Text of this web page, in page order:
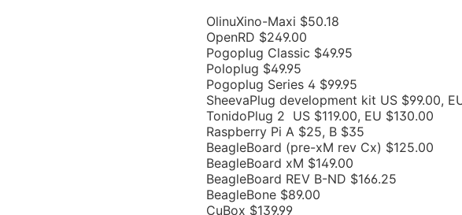
OlinuXino-Maxi $50.18
OpenRD $249.00
Pogoplug Classic $49.95
Poloplug $49.95
Pogoplug Series 4 $99.95
SheevaPlug development kit US $99.00,
TonidoPlug 2 US $119.00, EU $130.00
Raspberry Pi A $25, B $35
BeagleBoard (pre-xM rev Cx) $125.00
BeagleBoard xM $149.00
BeagleBoard REV B-ND $166.25
BeagleBone $89.00
CuBox $139.99